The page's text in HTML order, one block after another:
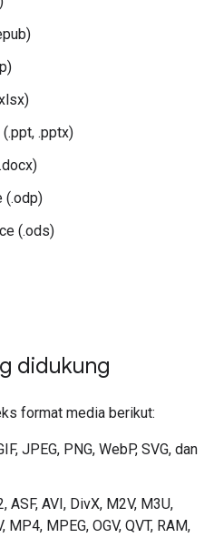
.pptx)
(.odp)
(.ods)
didukung
format media berikut:
JPEG, PNG, WebP, SVG, dan
ASF, AVI, DivX, M2V, M3U,
MP4, MPEG, OGV, QVT, RAM,